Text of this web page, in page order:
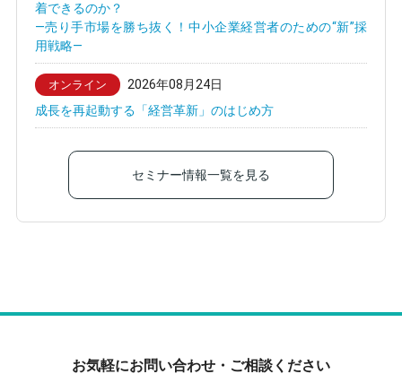
着できるのか？
—売り手市場を勝ち抜く！中小企業経営者のための“新”採
用戦略—
オンライン
2026年08月24日
成長を再起動する「経営革新」のはじめ方
セミナー情報一覧を見る
お気軽にお問い合わせ・ご相談ください